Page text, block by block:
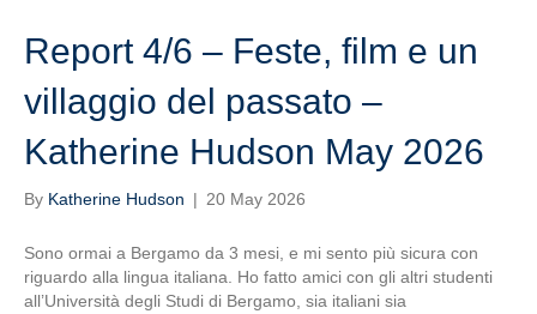
Report 4/6 – Feste, film e un
villaggio del passato –
Katherine Hudson May 2026
By Katherine Hudson | 20 May 2026
Sono ormai a Bergamo da 3 mesi, e mi sento più sicura con
riguardo alla lingua italiana. Ho fatto amici con gli altri studenti
all’Università degli Studi di Bergamo, sia italiani sia